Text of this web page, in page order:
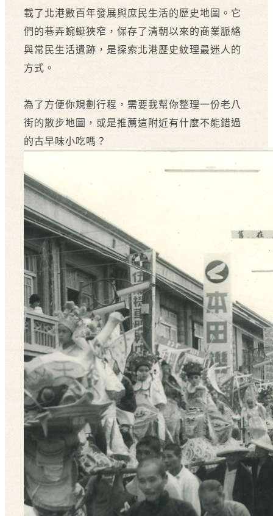
載了北港數百年發展與庶民生活的歷史地圖。它
們的巷弄蜿蜒狹窄，保存了清朝以來的商業脈絡
與常民生活遺跡，是探索北港歷史紋理最迷人的
方式。
為了方便你規劃行程，需要我幫你整理一份老八
街的散步地圖，或是推薦這附近有什麼不能錯過
的古早味小吃嗎？